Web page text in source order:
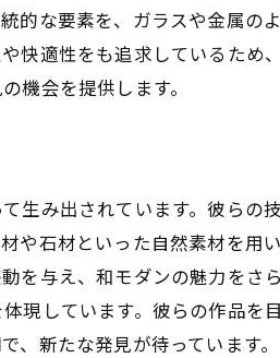
文化を感じるモダンなデザイン
る人々を魅了する和モダンの
の職人技が光る空間設計
の素材を活かした和モダンの
素材がもたらす温かみと機能性
市の自然が生む独自のデザイン
ダンにおける素材選びの重要性
的な要素を、ガラスや金属の
快適性をも追求しているた
機会を提供します。
生み出されています。彼ら
や石材といった自然素材を用
を与え、和モダンの魅力を
現しています。彼らの作品
、新たな発見が待っています。